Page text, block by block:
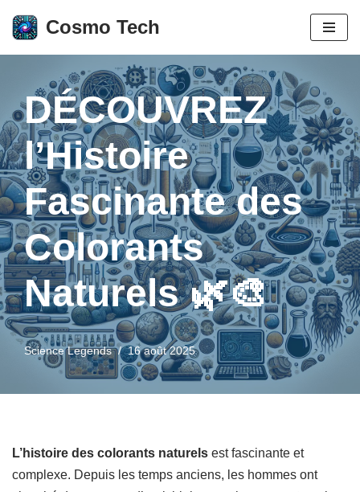
Aller
contenu
Cosmo Tech
DÉCOUVREZ
l’Histoire
Fascinante des
Colorants
Naturels 🌿🎨
Science Legends 16 août 2025
L’histoire des colorants naturels est fascinante et
complexe. Depuis les temps anciens, les hommes ont